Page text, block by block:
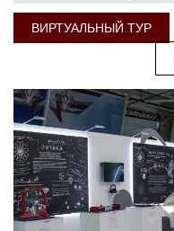
ВИРТУАЛЬНЫЙ ТУР